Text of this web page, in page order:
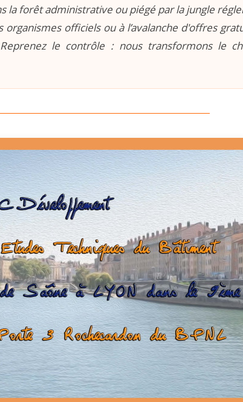
la forêt administrative ou piégé par la jungle
organismes officiels ou à l’avalanche d'offres
le contrôle : nous transformons le